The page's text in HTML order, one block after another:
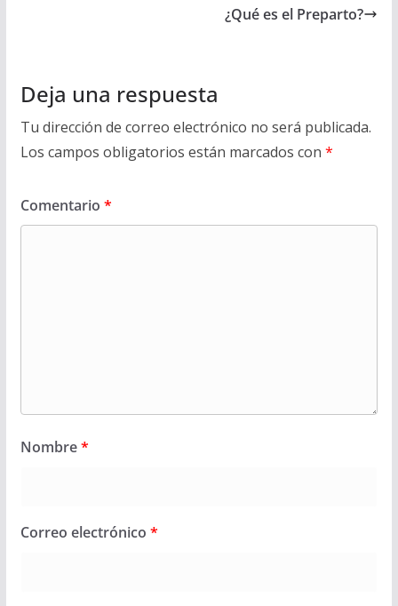
¿Qué es el Preparto?
Deja una respuesta
Tu dirección de correo electrónico no será publicada.
Los campos obligatorios están marcados con *
Comentario *
Nombre*
Correo electrónico *